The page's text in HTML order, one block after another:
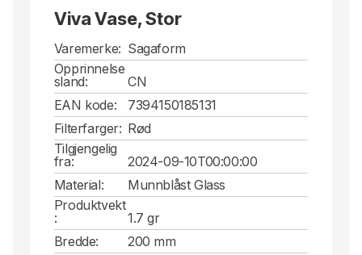
Viva Vase, Stor
Varemerke: Sagaform
Opprinnelse
sland:
CN
EAN kode:
7394150185131
Filterfarger: Rød
Tilgjengelig
fra:
2024-09-10T00:00:00
Material:
Munnblåst Glass
Produktvekt
:
1.7 gr
Bredde:
200 mm